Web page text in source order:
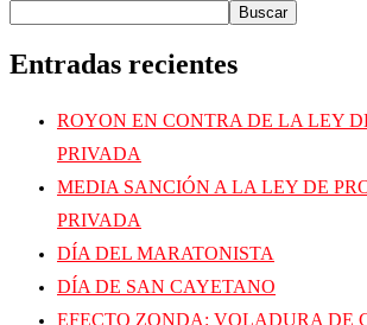
Buscar
Entradas recientes
ROYON EN CONTRA DE LA LEY
PRIVADA
MEDIA SANCIÓN A LA LEY DE
PRIVADA
DÍA DEL MARATONISTA
DÍA DE SAN CAYETANO
EFECTO ZONDA: VOLADURA DE